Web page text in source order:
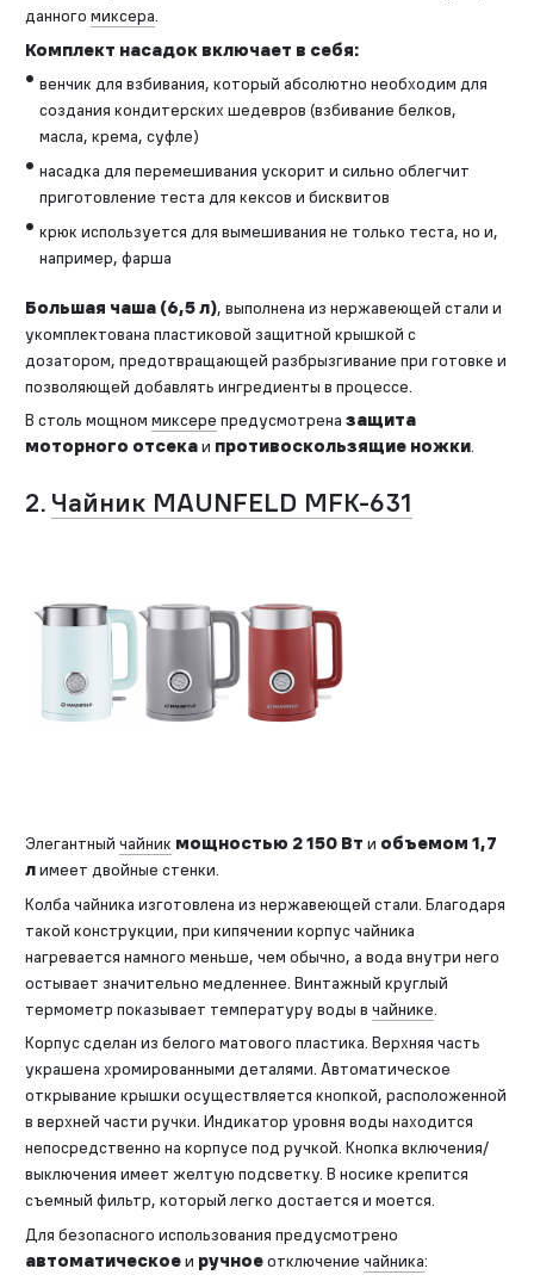
данного миксера.
Комплект насадок включает в себя:
венчик для взбивания, который абсолютно необходим для
создания кондитерских шедевров (взбивание белков,
масла, крема, суфле)
насадка для перемешивания ускорит и сильно облегчит
приготовление теста для кексов и бисквитов
крюк используется для вымешивания не только теста, но и,
например, фарша
Большая чаша (6,5 л), выполнена из нержавеющей стали и
укомплектована пластиковой защитной крышкой с
дозатором, предотвращающей разбрызгивание при готовке и
позволяющей добавлять ингредиенты в процессе.
В столь мощном миксере предусмотрена защита
моторного отсекаи противоскользящие ножки.
2. Чайник MAUNFELD MFK-631
Элегантный чайник мощностью 2 150 Вт и объемом 1,7
лимеет двойные стенки.
Колба чайника изготовлена из нержавеющей стали. Благодаря
такой конструкции, при кипячении корпус чайника
нагревается намного меньше, чем обычно, а вода внутри него
остывает значительно медленнее. Винтажный круглый
термометр показывает температуру воды в чайнике.
Корпус сделан из белого матового пластика. Верхняя часть
украшена хромированными деталями. Автоматическое
открывание крышки осуществляется кнопкой, расположенной
в верхней части ручки. Индикатор уровня воды находится
непосредственно на корпусе под ручкой. Кнопка включения/
выключения имеет желтую подсветку. В носике крепится
съемный фильтр, который легко достается и моется.
Для безопасного использования предусмотрено
автоматическоеи ручноеотключение чайника: